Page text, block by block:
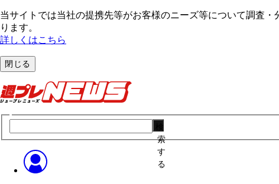
当サイトでは当社の提携先等がお客様のニーズ等について調査
ります。
詳しくはこちら
閉じる
索
す
る